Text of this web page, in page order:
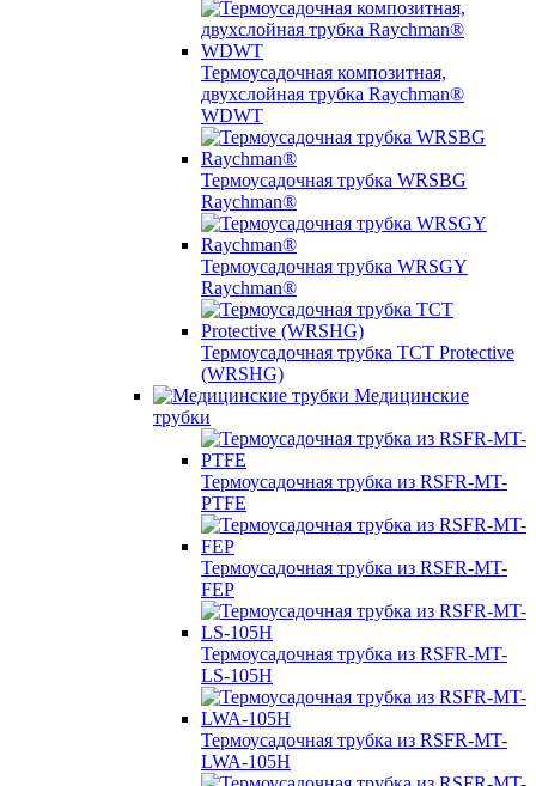
Термоусадочная композитная,
двухслойная трубка Raychman®
WDWT
Термоусадочная трубка WRSBG
Raychman®
Термоусадочная трубка WRSGY
Raychman®
Термоусадочная трубка TCT Protective
(WRSHG)
Медицинские
трубки
Термоусадочная трубка из RSFR-MT-
PTFE
Термоусадочная трубка из RSFR-MT-
FEP
Термоусадочная трубка из RSFR-MT-
LS-105H
Термоусадочная трубка из RSFR-MT-
LWA-105H